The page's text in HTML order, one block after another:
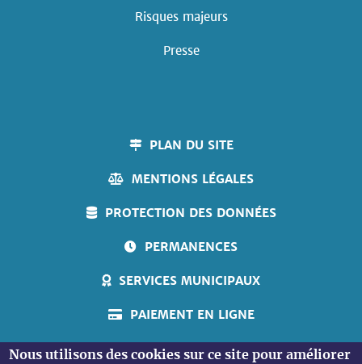
Risques majeurs
Presse
PLAN DU SITE
MENTIONS LÉGALES
PROTECTION DES DONNÉES
PERMANENCES
SERVICES MUNICIPAUX
PAIEMENT EN LIGNE
ACCUEIL PERSONNES SOURDES
Nous utilisons des cookies sur ce site pour améliorer